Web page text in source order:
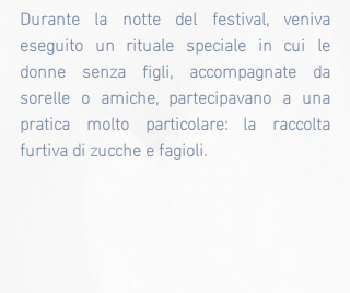
Durante la notte del festival, veniva
eseguito un rituale speciale in cui le
donne senza figli, accompagnate da
sorelle o amiche, partecipavano a una
pratica molto particolare: la raccolta
furtiva di zucche e fagioli.